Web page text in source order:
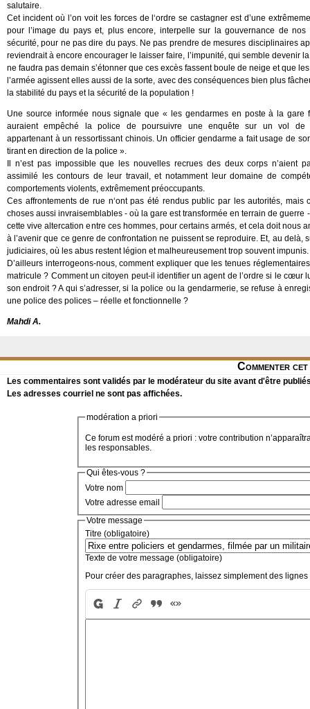
salutaire.
Cet incident où l’on voit les forces de l‘ordre se castagner est d’une
pour l’image du pays et, plus encore, interpelle sur la gouvernance de nos
sécurité, pour ne pas dire du pays. Ne pas prendre de mesures disciplinaires
reviendrait à encore encourager le laisser faire, l’impunité, qui semble devenir
ne faudra pas demain s’étonner que ces excès fassent boule de neige et que
l’armée agissent elles aussi de la sorte, avec des conséquences bien plus
la stabilité du pays et la sécurité de la population !
Une source informée nous signale que « les gendarmes en poste à la gare
auraient empêché la police de poursuivre une enquête sur un vol de
appartenant à un ressortissant chinois. Un officier gendarme a fait usage de
tirant en direction de la police ».
Il n’est pas impossible que les nouvelles recrues des deux corps n’aient
assimilé les contours de leur travail, et notamment leur domaine de
comportements violents, extrêmement préoccupants.
Ces affrontements de rue n‘ont pas été rendus public par les autorités, mais
choses aussi invraisemblables - où la gare est transformée en terrain de
cette vive altercation entre ces hommes, pour certains armés, et cela doit
à l’avenir que ce genre de confrontation ne puissent se reproduire. Et, au
judiciaires, où les abus restent légion et malheureusement trop souvent impunis.
D’ailleurs interrogeons-nous, comment expliquer que les tenues
matricule ? Comment un citoyen peut-il identifier un agent de l’ordre si le
son endroit ? A qui s’adresser, si la police ou la gendarmerie, se refuse à
une police des polices – réelle et fonctionnelle ?
Mahdi A.
Commenter
Les commentaires sont validés par le modérateur du site avant d'être
Les adresses courriel ne sont pas affichées.
modération a priori
Ce forum est modéré a priori : votre contribution
les responsables.
Qui êtes-vous ?
Votre nom
Votre adresse email
Votre message
Titre (obligatoire)
Texte de votre message (obligatoire)
Pour créer des paragraphes, laissez simplement des lignes